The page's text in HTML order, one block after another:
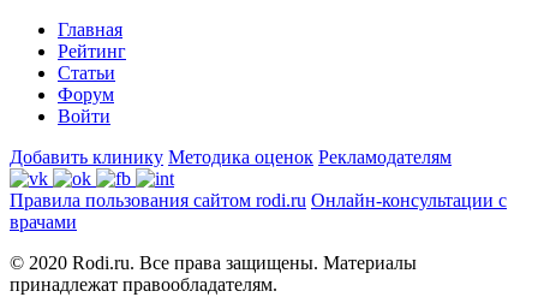
Главная
Рейтинг
Статьи
Форум
Войти
Добавить клинику Методика оценок Рекламодателям
Правила пользования сайтом rodi.ru Онлайн-консультации с
врачами
© 2020 Rodi.ru. Все права защищены. Материалы
принадлежат правообладателям.